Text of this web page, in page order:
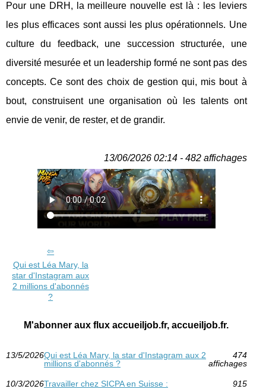
Pour une DRH, la meilleure nouvelle est là : les leviers
les plus efficaces sont aussi les plus opérationnels. Une
culture du feedback, une succession structurée, une
diversité mesurée et un leadership formé ne sont pas des
concepts. Ce sont des choix de gestion qui, mis bout à
bout, construisent une organisation où les talents ont
envie de venir, de rester, et de grandir.
13/06/2026 02:14 - 482 affichages
Qui est Léa Mary, la
star d'Instagram aux
2 millions d'abonnés
?
M'abonner aux flux accueiljob.fr, accueiljob.fr.
13/5/2026Qui est Léa Mary, la star d'Instagram aux 2
millions d'abonnés ?
474
affichages
10/3/2026Travailler chez SICPA en Suisse :
915